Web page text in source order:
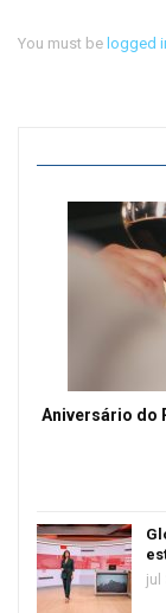
You must be logged
Aniversário do
jul